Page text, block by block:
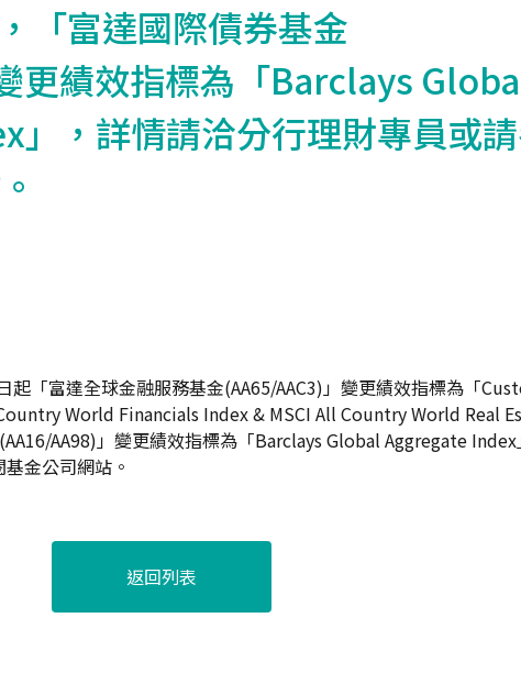
「富達國際債券基金
更績效指標為「Barclays
」，詳情請洽分行理財專員或
起「富達全球金融服務基金(AA65/AAC3)」變更績效指標為「
World Financials Index & MSCI All Country World Real
AA98)」變更績效指標為「Barclays Global Aggregate Index
金公司網站。
返回列表